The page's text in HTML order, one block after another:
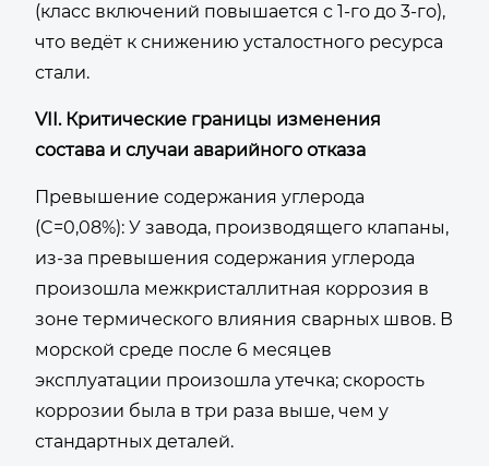
(класс включений повышается с 1-го до 3-го),
что ведёт к снижению усталостного ресурса
стали.
VII. Критические границы изменения
состава и случаи аварийного отказа
Превышение содержания углерода
(C=0,08%): У завода, производящего клапаны,
из-за превышения содержания углерода
произошла межкристаллитная коррозия в
зоне термического влияния сварных швов. В
морской среде после 6 месяцев
эксплуатации произошла утечка; скорость
коррозии была в три раза выше, чем у
стандартных деталей.